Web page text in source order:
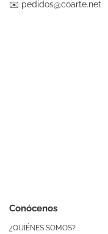
Conócenos
¿QUIÉNES SOMOS?
✉️ pedidos@coarte.net